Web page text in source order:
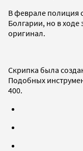
В феврале полиция
Болгарии, но в ходе
оригинал.
Скрипка была
Подобных
400.